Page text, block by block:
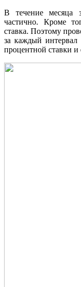
В течение месяца
частично. Кроме
ставка. Поэтому
за каждый интервал
процентной ставки